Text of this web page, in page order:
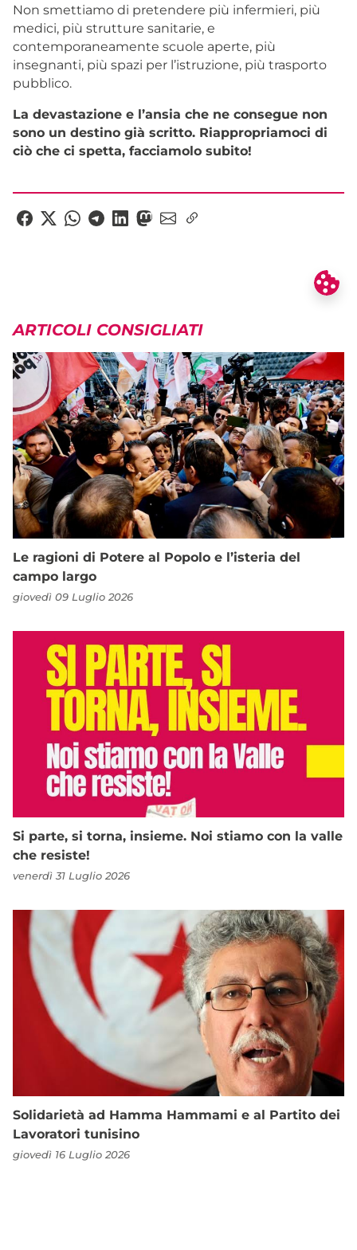
Non smettiamo di pretendere più infermieri, più
medici, più strutture sanitarie, e
contemporaneamente scuole aperte, più
insegnanti, più spazi per l’istruzione, più trasporto
pubblico.
La devastazione e l’ansia che ne consegue non
sono un destino già scritto. Riappropriamoci di
ciò che ci spetta, facciamolo subito!
ARTICOLI CONSIGLIATI
Le ragioni di Potere al Popolo e l’isteria del
campo largo
giovedì 09 Luglio 2026
Si parte, si torna, insieme. Noi stiamo con la valle
che resiste!
venerdì 31 Luglio 2026
Solidarietà ad Hamma Hammami e al Partito dei
Lavoratori tunisino
giovedì 16 Luglio 2026